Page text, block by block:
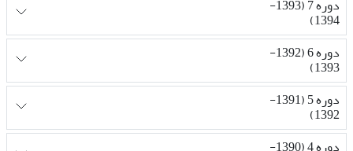
دوره 7 (1393-
1394)
دوره 6 (1392-
1393)
دوره 5 (1391-
1392)